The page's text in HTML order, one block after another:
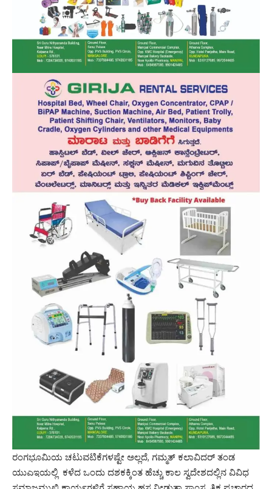
ರಂಗಭೂಮಿಯ ಚಟುವಟಿಕೆಗಳಷ್ಟೇ ಅಲ್ಲದೆ, ಗಮ್ಮತ್ ಕಲಾವಿದರ್ ತಂಡ
ಯುಎಇಯಲ್ಲಿ ಕಳೆದ ಒಂದು ದಶಕಕ್ಕಿಂತ ಹೆಚ್ಚು ಕಾಲ ಸ್ವದೇಶದಲ್ಲಿನ ವಿವಿಧ